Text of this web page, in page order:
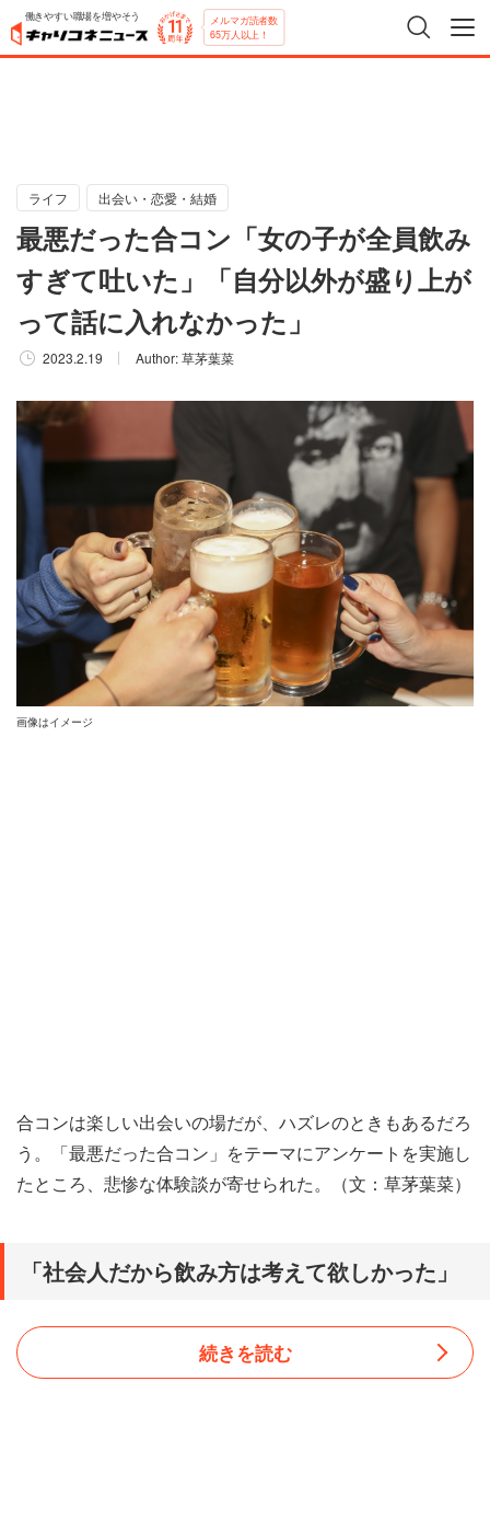
働きやすい職場を増やそう メルマガ読者数
65万人以上！
ライフ 出会い・恋愛・結婚
最悪だった合コン「女の子が全員飲み
すぎて吐いた」「自分以外が盛り上が
って話に入れなかった」
2023.2.19 Author:草茅葉菜
画像はイメージ
合コンは楽しい出会いの場だが、ハズレのときもあるだろ
う。「最悪だった合コン」をテーマにアンケートを実施し
たところ、悲惨な体験談が寄せられた。（文：草茅葉菜）
「社会人だから飲み方は考えて欲しかった」
続きを読む